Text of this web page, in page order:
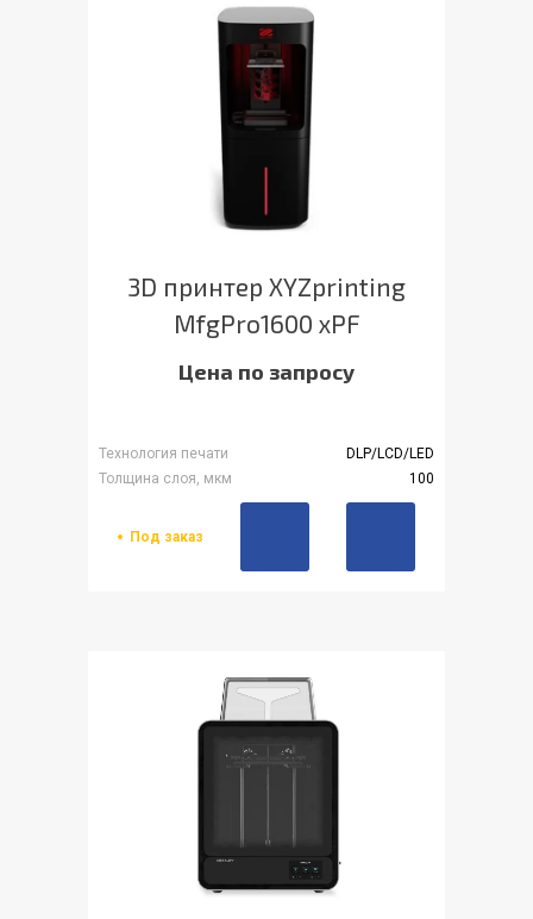
3D принтер XYZprinting
MfgPro1600 xPF
Цена по запросу
Технология печати
DLP/LCD/LED
Толщина слоя, мкм
100
Под заказ